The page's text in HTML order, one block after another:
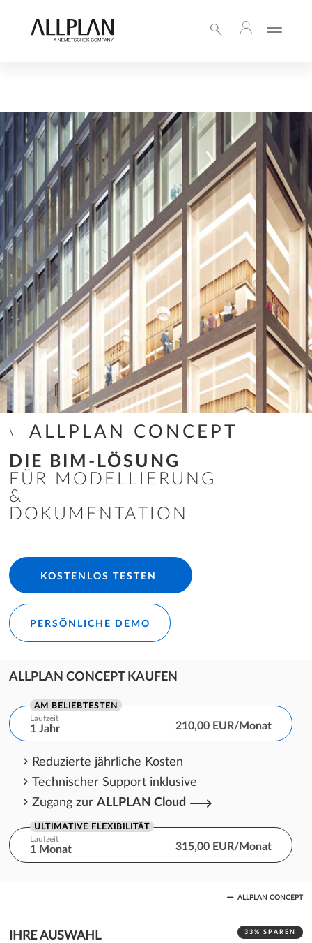
ALLPLAN CONCEPT
DIE BIM-LÖSUNG
FÜR MODELLIERUNG
&
DOKUMENTATION
KOSTENLOS TESTEN
PERSÖNLICHE DEMO
ALLPLAN CONCEPT KAUFEN
AM BELIEBTESTEN
210,00 EUR/Monat
Laufzeit
1 Jahr
Reduzierte jährliche Kosten
Technischer Support inklusive
Zugang zurALLPLAN Cloud
ULTIMATIVE FLEXIBILITÄT
315,00 EUR/Monat
Laufzeit
1 Monat
ALLPLAN CONCEPT
IHRE AUSWAHL 33% SPAREN